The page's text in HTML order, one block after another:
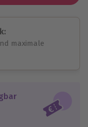
maximale
einlösbar.